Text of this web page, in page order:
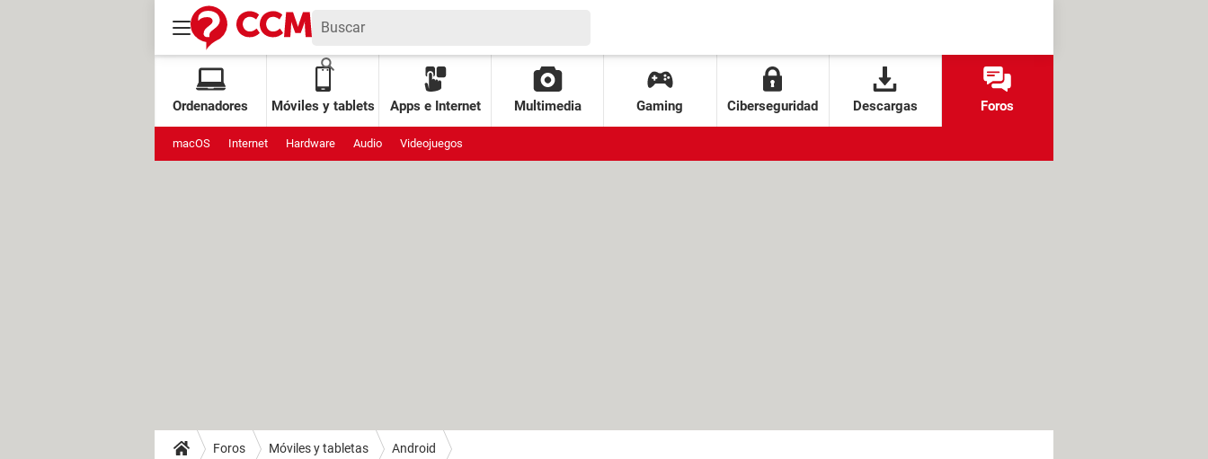
Ordenadores Móviles y tablets Apps e Internet Multimedia Gaming Ciberseguridad Descargas Foros
macOS Internet Hardware Audio Videojuegos
Foros Móviles y tabletas Android